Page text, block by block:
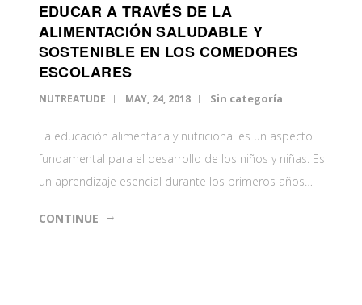
EDUCAR A TRAVÉS DE LA
ALIMENTACIÓN SALUDABLE Y
SOSTENIBLE EN LOS COMEDORES
ESCOLARES
NUTREATUDE MAY, 24, 2018 Sin categoría
La educación alimentaria y nutricional es un aspecto
fundamental para el desarrollo de los niños y niñas. Es
un aprendizaje esencial durante los primeros años…
CONTINUE